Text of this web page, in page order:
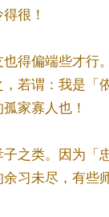
很！
得偏端些才行
若谓：我是「
家寡人也！
之类。因为
习未尽，有些